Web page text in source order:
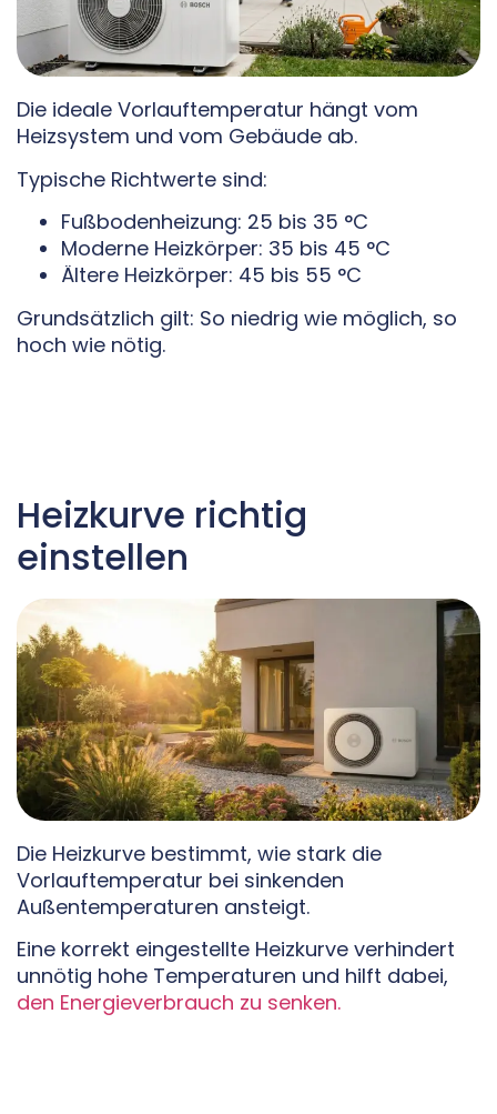
Die ideale Vorlauftemperatur hängt vom
Heizsystem und vom Gebäude ab.
Typische Richtwerte sind:
Fußbodenheizung: 25 bis 35 °C
Moderne Heizkörper: 35 bis 45 °C
Ältere Heizkörper: 45 bis 55 °C
Grundsätzlich gilt: So niedrig wie möglich, so
hoch wie nötig.
Heizkurve richtig
einstellen
Die Heizkurve bestimmt, wie stark die
Vorlauftemperatur bei sinkenden
Außentemperaturen ansteigt.
Eine korrekt eingestellte Heizkurve verhindert
unnötig hohe Temperaturen und hilft dabei,
den Energieverbrauch zu senken.